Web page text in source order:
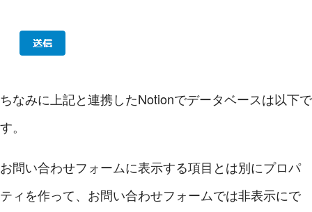
ちなみに上記と連携したNotionでデータベースは以下で
す。
お問い合わせフォームに表示する項目とは別にプロパ
ティを作って、お問い合わせフォームでは非表示にで